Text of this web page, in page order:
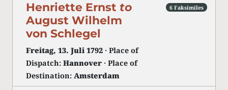
Henriette Ernst to
August Wilhelm
von Schlegel
Freitag, 13. Juli 1792 · Place of
Dispatch: Hannover · Place of
Destination: Amsterdam
6 Faksimiles